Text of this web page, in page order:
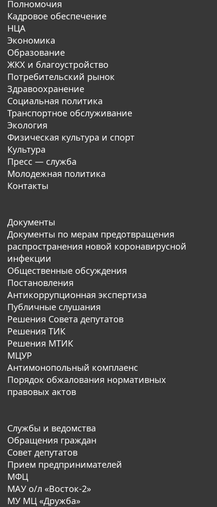
Полномочия
Кадровое обеспечение
НЦА
Экономика
Образование
ЖКХ и благоустройство
Потребительский рынок
Здравоохранение
Социальная политика
Транспортное обслуживание
Экология
Физическая культура и спорт
Культура
Пресс — служба
Молодежная политика
Контакты
Документы
Документы по мерам предотвращения
распространения новой коронавирусной
инфекции
Общественные обсуждения
Постановления
Антикоррупционная экспертиза
Публичные слушания
Решения Совета депутатов
Решения ТИК
Решения МТИК
МЦУР
Антимонопольный комплаенс
Порядок обжалования нормативных
правовых актов
Службы и ведомства
Обращения граждан
Совет депутатов
Прием предпринимателей
МФЦ
МАУ о/л «Восток-2»
МУ МЦ «Дружба»